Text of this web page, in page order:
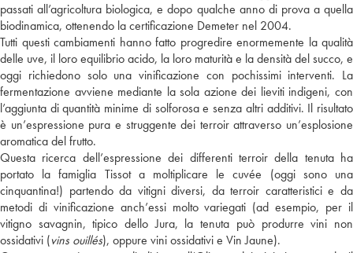
passati all’agricoltura biologica, e dopo qualche anno di prova a quella
biodinamica, ottenendo la certificazione Demeter nel 2004.
Tutti questi cambiamenti hanno fatto progredire enormemente la qualità
delle uve, il loro equilibrio acido, la loro maturità e la densità del succo, e
oggi richiedono solo una vinificazione con pochissimi interventi. La
fermentazione avviene mediante la sola azione dei lieviti indigeni, con
l’aggiunta di quantità minime di solforosa e senza altri additivi. Il risultato
è un’espressione pura e struggente dei terroir attraverso un’esplosione
aromatica del frutto.
Questa ricerca dell’espressione dei differenti terroir della tenuta ha
portato la famiglia Tissot a moltiplicare le cuvée (oggi sono una
cinquantina!) partendo da vitigni diversi, da terroir caratteristici e da
metodi di vinificazione anch’essi molto variegati (ad esempio, per il
vitigno savagnin, tipico dello Jura, la tenuta può produrre vini non
ossidativi (vins ouillés), oppure vini ossidativi e Vin Jaune).